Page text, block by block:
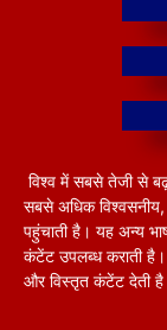
विश्व में सबसे तेजी से
सबसे अधिक विश्वसनीय,
पहुंचाती है। यह अन्य
कंटेंट उपलब्ध कराती है।
और विस्तृत कंटेंट देती